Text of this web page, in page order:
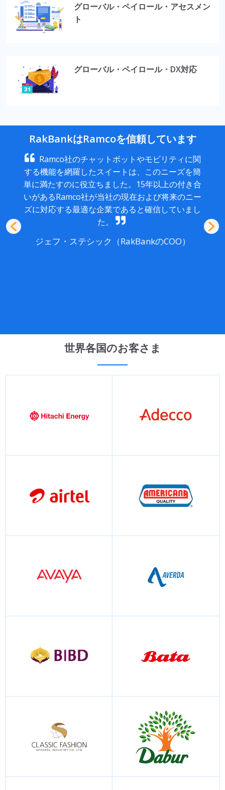
グローバル・ペイロール・アセスメン
ト
グローバル・ペイロール・DX対応
RakBankはRamcoを信頼しています
Ramco社のチャットボットやモビリティに関
する機能を網羅したスイートは、このニーズを簡
単に満たすのに役立ちました。15年以上の付き合
いがあるRamco社が当社の現在および将来のニー
ズに対応する最適な企業であると確信していまし
た。
ジェフ・ステシック（RakBankのCOO）
世界各国のお客さま